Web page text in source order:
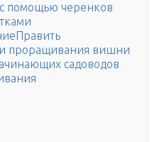
помощью черенков
и проращивания вишни
садоводов